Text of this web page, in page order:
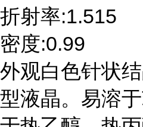
折射率:1.515
密度:0.99
外观白色针状
型液晶。易溶